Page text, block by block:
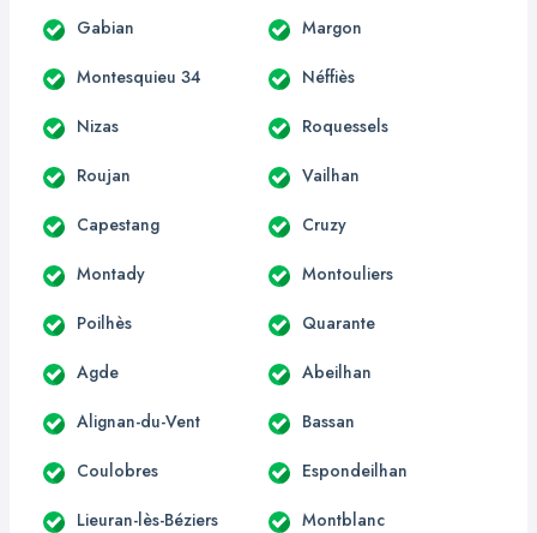
Gabian Margon
Montesquieu 34 Néffiès
Nizas Roquessels
Roujan Vailhan
Capestang Cruzy
Montady Montouliers
Poilhès Quarante
Agde Abeilhan
Alignan-du-Vent Bassan
Coulobres Espondeilhan
Lieuran-lès-Béziers Montblanc